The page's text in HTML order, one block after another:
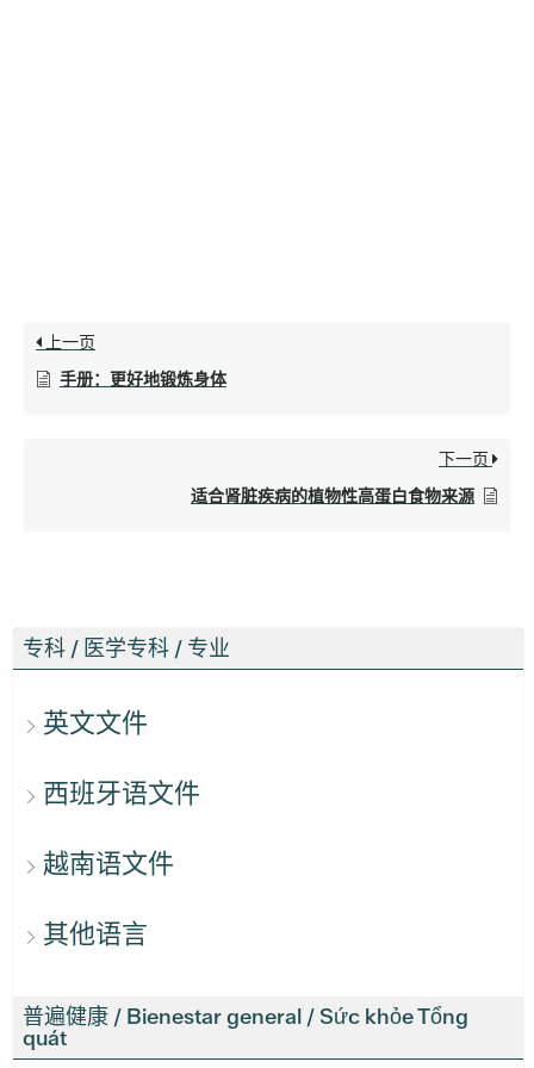
专科 / 医学专科 / 专业
英文文件
西班牙语文件
越南语文件
其他语言
普遍健康 / Bienestar general / Sức khỏe Tổng
quát
上一页
手册：更好地锻炼身体
下一页
适合肾脏疾病的植物性高蛋白食物来源